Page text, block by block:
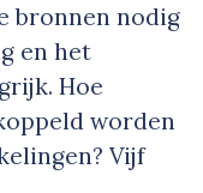
bronnen nodig
en het
Hoe
worden
Vijf